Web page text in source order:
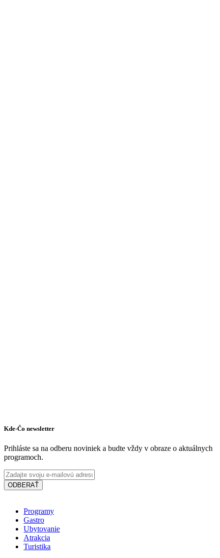
Kde-Čo newsletter
Prihláste sa na odberu noviniek a budte vždy v obraze o aktuálnych
programoch.
ODBERAŤ
Programy
Gastro
Ubytovanie
Atrakcia
Turistika